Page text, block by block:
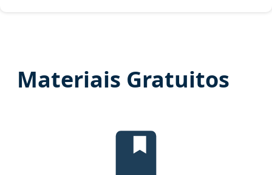
Materiais Gratuitos
Edital Verticalizado, material